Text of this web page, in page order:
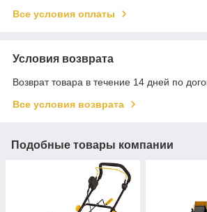
Все условия оплаты
Условия возврата
Возврат товара в течение 14 дней по
Все условия возврата
Подобные товары компании